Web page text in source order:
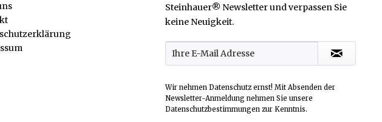
Steinhauer® Newsletter und verpassen Sie
keine Neuigkeit.
Wir nehmen Datenschutz ernst! Mit Absenden der
Newsletter-Anmeldung nehmen Sie unsere
Datenschutzbestimmungen zur Kenntnis.